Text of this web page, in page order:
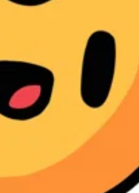
и лайков Заработать
Как